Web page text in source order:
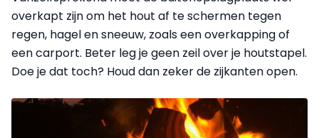
overkapt zijn om het hout af te schermen tegen
regen, hagel en sneeuw, zoals een overkapping of
een carport. Beter leg je geen zeil over je houtstapel.
Doe je dat toch? Houd dan zeker de zijkanten open.